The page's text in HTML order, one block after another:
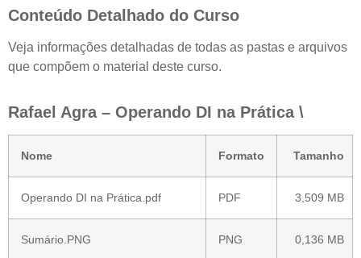
Conteúdo Detalhado do Curso
Veja informações detalhadas de todas as pastas e arquivos
que compõem o material deste curso.
Rafael Agra – Operando DI na Prática \
Nome Formato Tamanho
Operando DI na Prática.pdf PDF 3,509 MB
Sumário.PNG PNG 0,136 MB